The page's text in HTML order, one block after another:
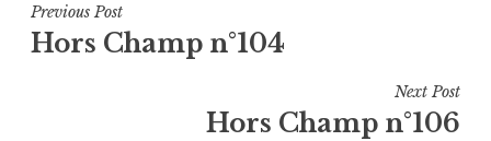
Navigation
de
Previous Post
Hors Champ n°104
Next Post
Hors Champ n°106